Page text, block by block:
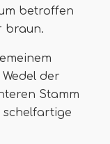
betroffen
braun.
der
Stamm
schelfartige